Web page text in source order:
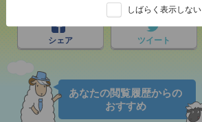
しばらく表示しない
シェア ツイート
あなたの閲覧履歴からの
おすすめ